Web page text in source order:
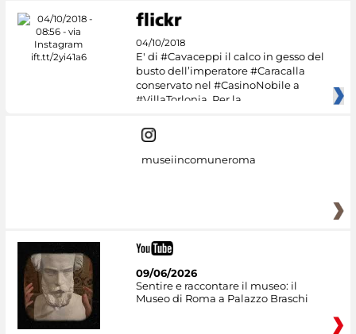
04/10/2018
E' di #Cavaceppi il calco in gesso del
busto dell’imperatore #Caracalla
conservato nel #CasinoNobile a
#VillaTorlonia. Per la
museiincomuneroma
09/06/2026
Sentire e raccontare il museo: il
Museo di Roma a Palazzo Braschi